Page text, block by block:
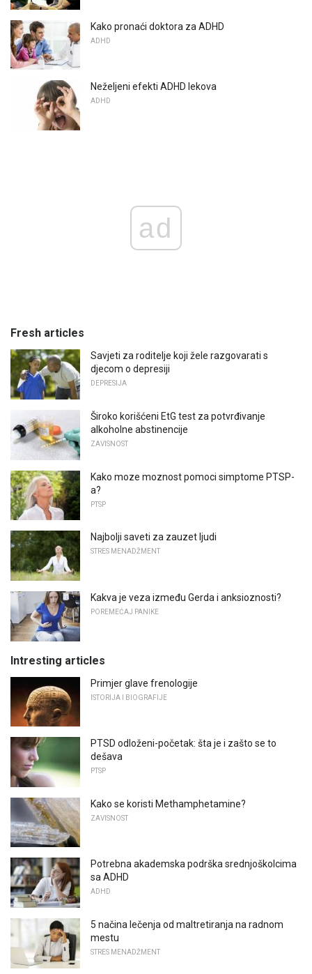
Kako pronaći doktora za ADHD
ADHD
Neželjeni efekti ADHD lekova
ADHD
ad
Fresh articles
Savjeti za roditelje koji žele razgovarati s
djecom o depresiji
DEPRESIJA
Široko korišćeni EtG test za potvrđivanje
alkoholne abstinencije
ZAVISNOST
Kako moze moznost pomoci simptome PTSP-
a?
PTSP
Najbolji saveti za zauzet ljudi
STRES MENADŽMENT
Kakva je veza između Gerda i anksioznosti?
POREMEĆAJ PANIKE
Intresting articles
Primjer glave frenologije
ISTORIJA I BIOGRAFIJE
PTSD odloženi-početak: šta je i zašto se to
dešava
PTSP
Kako se koristi Methamphetamine?
ZAVISNOST
Potrebna akademska podrška srednjoškolcima
sa ADHD
ADHD
5 načina lečenja od maltretiranja na radnom
mestu
STRES MENADŽMENT